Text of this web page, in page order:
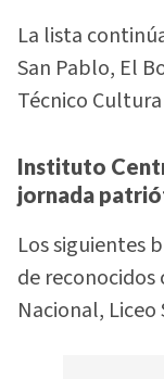
La lista
San Pablo, El
Técnico
Instituto
jornada
Los siguientes
de
Nacional, Liceo